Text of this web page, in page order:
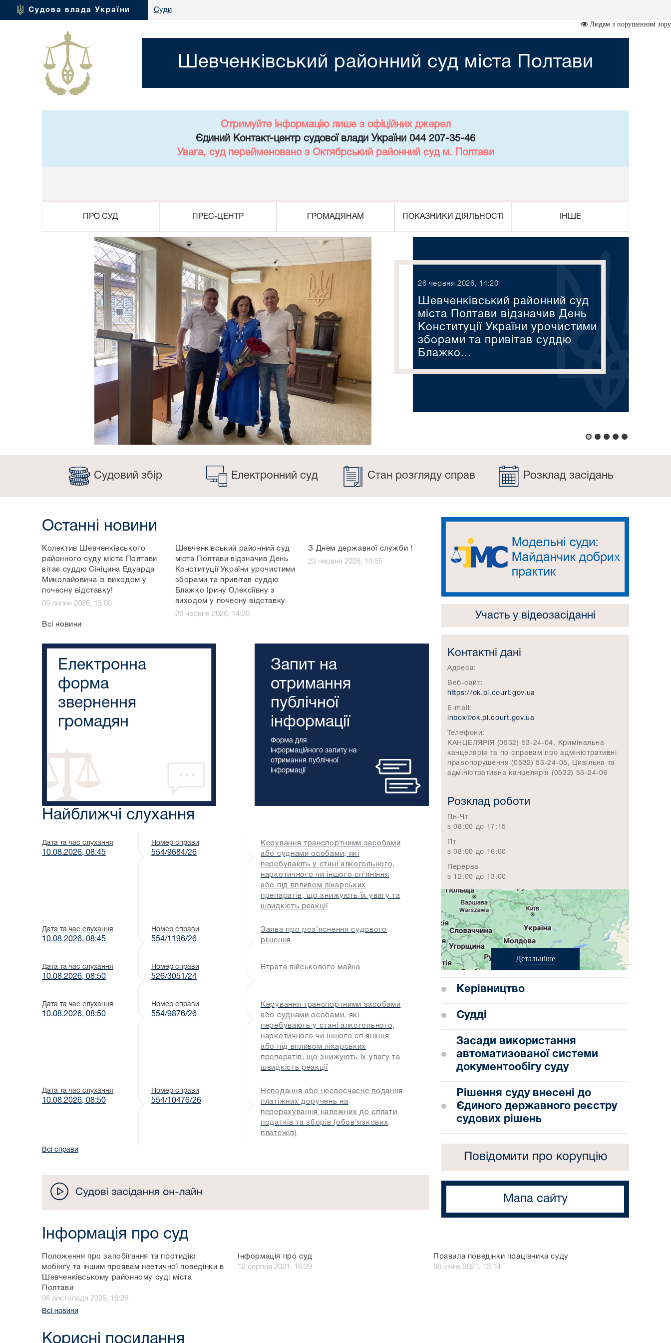
Судова влада України Суди
Людям з порушенням зору
Шевченківський районний суд міста Полтави
Отримуйте інформацію лише з офіційних джерел
Єдиний Контакт-центр судової влади України 044 207-35-46
Увага, суд перейменовано з Октябрський районний суд м. Полтави
ПРО СУД ПРЕС-ЦЕНТР ГРОМАДЯНАМ ПОКАЗНИКИ ДІЯЛЬНОСТІ ІНШЕ
26 червня 2026, 14:20
Шевченківський районний суд
міста Полтави відзначив День
Конституції України урочистими
зборами та привітав суддю
Блажко...
Судовий збір Електронний суд Стан розгляду справ Розклад засідань
Останні новини
Колектив Шевченківського
районного суду міста Полтави
вітає суддю Сініцина Едуарда
Миколайовича із виходом у
почесну відставку!
09 липня 2026, 15:00
Шевченківський районний суд
міста Полтави відзначив День
Конституції України урочистими
зборами та привітав суддю
Блажко Ірину Олексіївну з
виходом у почесну відставку
26 червня 2026, 14:20
З Днем державної служби !
23 червня 2026, 10:55
Всі новини
Електронна
форма
звернення
громадян
Запит на
отримання
публічної
інформації
Форма для
інформаційного запиту на
отримання публічної
інформації
Найближчі слухання
Дата та час слухання
10.08.2026, 08:45
Номер справи
554/9684/26
Керування транспортними засобами
або суднами особами, які
перебувають у стані алкогольного,
наркотичного чи іншого сп'яніння
або під впливом лікарських
препаратів, що знижують їх увагу та
швидкість реакції
Дата та час слухання
10.08.2026, 08:45
Номер справи
554/1196/26
Заява про роз’яснення судового
рішення
Дата та час слухання
10.08.2026, 08:50
Номер справи
526/3051/24
Втрата військового майна
Дата та час слухання
10.08.2026, 08:50
Номер справи
554/9876/26
Керування транспортними засобами
або суднами особами, які
перебувають у стані алкогольного,
наркотичного чи іншого сп'яніння
або під впливом лікарських
препаратів, що знижують їх увагу та
швидкість реакції
Дата та час слухання
10.08.2026, 08:50
Номер справи
554/10476/26
Неподання або несвоєчасне подання
платіжних доручень на
перерахування належних до сплати
податків та зборів (обов'язкових
платежів)
Всі справи
Попередній Наступний
Участь у відеозасіданні
Контактні дані
Адреса:
Веб-сайт:
https://ok.pl.court.gov.ua
E-mail:
inbox@ok.pl.court.gov.ua
Телефони:
КАНЦЕЛЯРІЯ (0532) 53-24-04, Кримінальна
канцелярія та по справам про адміністративні
правопорушення (0532) 53-24-05, Цивільна та
адміністративна канцелярія (0532) 53-24-06
Розклад роботи
Пн-Чт
з 08:00 до 17:15
Пт
з 08:00 до 16:00
Перерва
з 12:00 до 13:00
Детальніше
Керівництво
Судді
Засади використання
автоматизованої системи
документообігу суду
Рішення суду внесені до
Єдиного державного реєстру
судових рішень
Повідомити про корупцію
Мапа сайту
Інформація про суд
Положення про запобігання та протидію
мобінгу та іншим проявам неетичної поведінки в
Шевченківському районному суді міста
Полтави
06 листопада 2025, 16:26
Інформація про суд
12 серпня 2021, 16:29
Правила поведінки працівника суду
06 січня 2021, 13:14
Всі новини
Корисні посилання